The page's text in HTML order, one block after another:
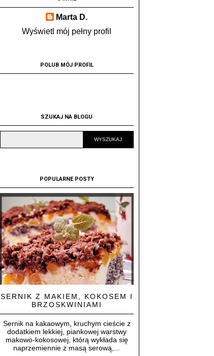
Marta D.
Wyświetl mój pełny profil
POLUB MÓJ PROFIL
SZUKAJ NA BLOGU
POPULARNE POSTY
SERNIK Z MAKIEM, KOKOSEM I
BRZOSKWINIAMI
Sernik na kakaowym, kruchym cieście z
dodatkiem lekkiej, piankowej warstwy
makowo-kokosowej, którą wykłada się
naprzemiennie z masą serową,...